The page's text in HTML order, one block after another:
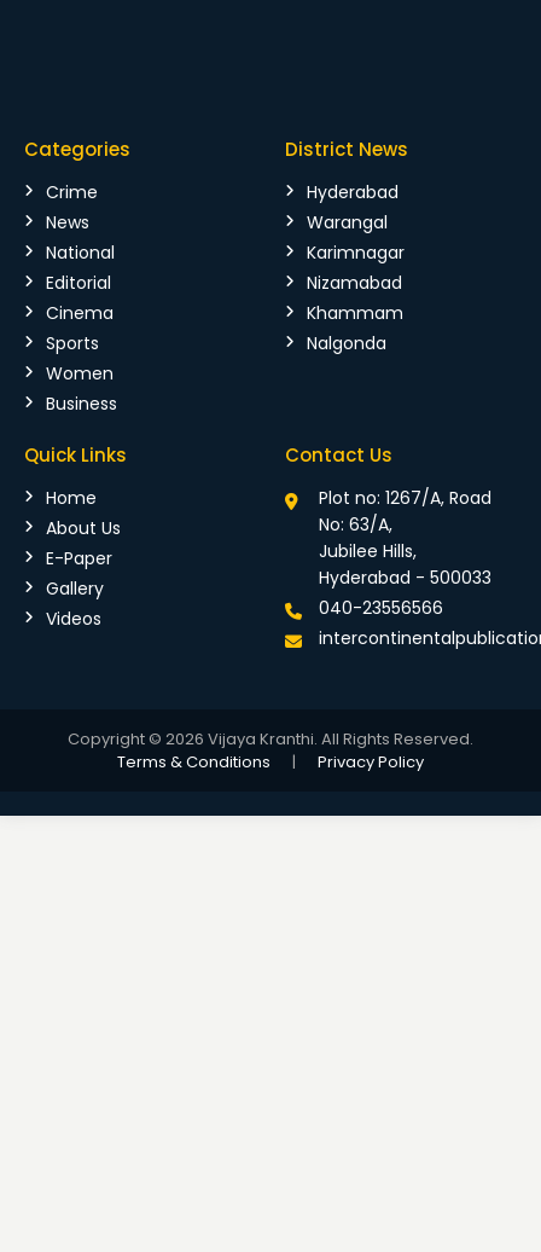
Categories
Crime
News
National
Editorial
Cinema
Sports
Women
Business
District News
Hyderabad
Warangal
Karimnagar
Nizamabad
Khammam
Nalgonda
Quick Links
Home
About Us
E-Paper
Gallery
Videos
Contact Us
Plot no: 1267/A, Road
No: 63/A,
Jubilee Hills,
Hyderabad - 500033
040-23556566
Copyright © 2026 Vijaya Kranthi. All Rights Reserved.
Terms & Conditions
| Privacy Policy